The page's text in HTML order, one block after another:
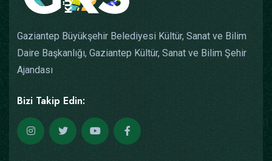
Gaziantep Büyükşehir Belediyesi Kültür, Sanat ve Bilim
Daire Başkanlığı, Gaziantep Kültür, Sanat ve Bilim Şehir
Ajandası
Bizi Takip Edin: